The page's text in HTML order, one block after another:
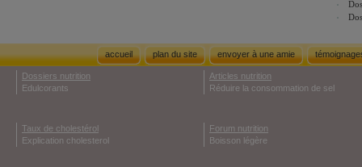
accueil plan du site envoyer à une amie
Dossiers nutrition
Edulcorants
Articles nutrition
Réduire la consommation de sel
Taux de cholestérol
Explication cholesterol
Forum nutrition
Boisson légère